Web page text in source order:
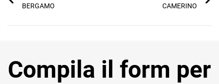
BERGAMO
CAMERINO
Compila il form per